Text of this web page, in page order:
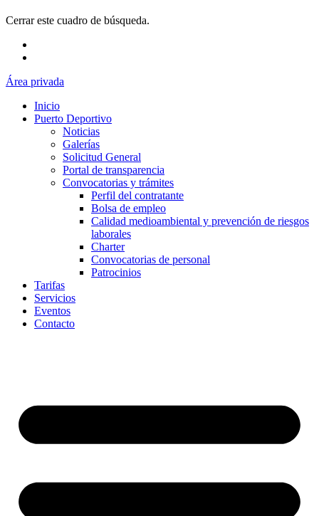
Cerrar este cuadro de búsqueda.
Área privada
Inicio
Puerto Deportivo
Noticias
Galerías
Solicitud General
Portal de transparencia
Convocatorias y trámites
Perfil del contratante
Bolsa de empleo
Calidad medioambiental y prevención de riesgos
laborales
Charter
Convocatorias de personal
Patrocinios
Tarifas
Servicios
Eventos
Contacto